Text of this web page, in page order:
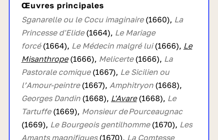
Œuvres principales
Sganarelle ou le Cocu imaginaire (1660), La
Princesse d'Elide (1664), Le Mariage
forcé(1664), Le Médecin malgré lui(1666), Le
Misanthrope (1666), Melicerte (1666), La
Pastorale comique(1667), Le Sicilien ou
l’Amour-peintre(1667), Amphitryon(1668),
Georges Dandin(1668), L'Avare(1668), Le
Tartuffe(1669), Monsieur de Pourceaugnac
(1669), Le Bourgeois gentilhomme (1670), Les
Amants magnifiques(1670), La Comtesse